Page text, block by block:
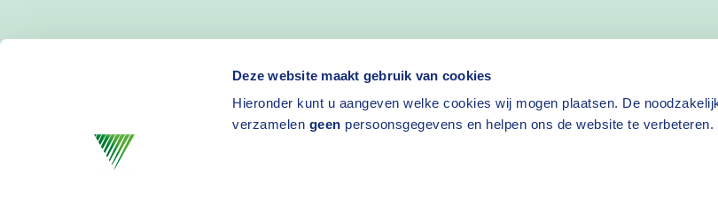
Deze website maakt gebruik van cookies
Hieronder kunt u aangeven welke cookies wij mogen plaatsen. De
verzamelen geen persoonsgegevens en helpen ons de website te verbeteren.
Blijf op de hoogte van nieuws
en activiteiten
Nieuwsbrief aanvragen